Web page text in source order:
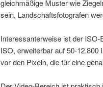
gleichmäßige Muster wie
sein, Landschaftsfotografen
Interessanterweise ist der
ISO, erweiterbar auf 50-
vor den Pixeln, die für eine